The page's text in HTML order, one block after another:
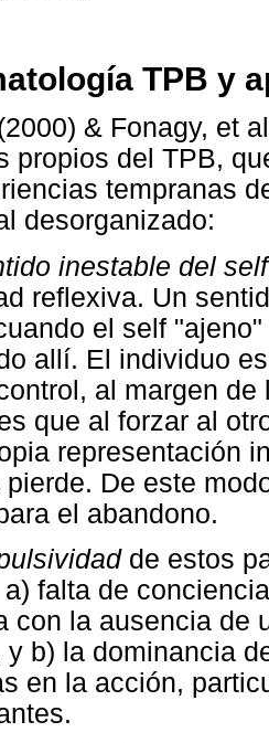
TPB y
& Fonagy, et
propios del TPB,
tempranas
desorganizado:
inestable del self
reflexiva. Un
el self
allí. El individuo
al margen
que al forzar al
representación
pierde. De este
el abandono.
de estos
falta de
con la ausencia de
y b) la dominancia
en la acción,